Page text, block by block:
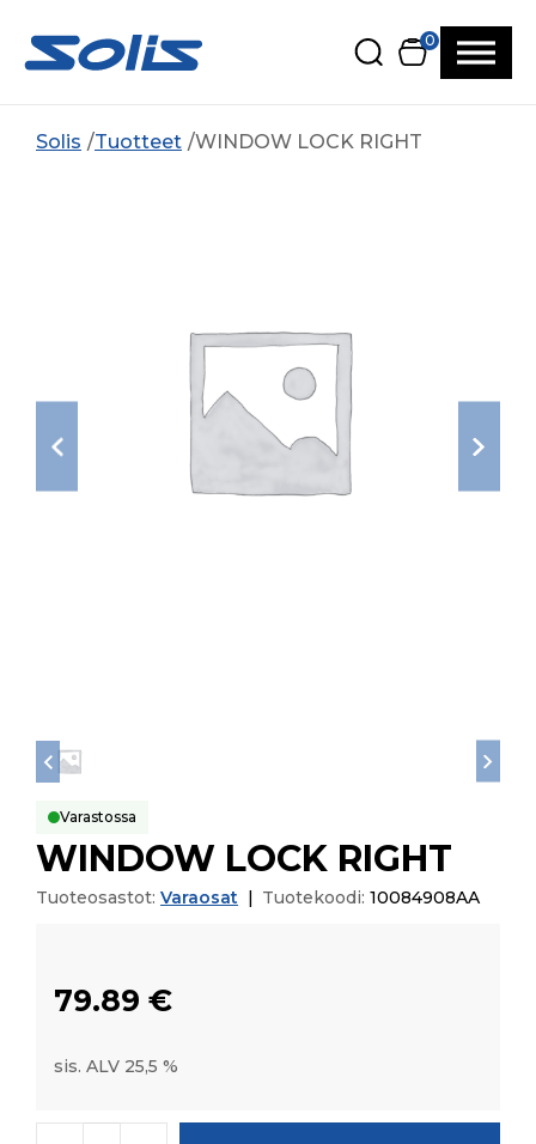
0
Solis Tuotteet WINDOW LOCK RIGHT
Varastossa
WINDOW LOCK RIGHT
Tuoteosastot: Varaosat Tuotekoodi: 10084908AA
79.89 €
sis. ALV 25,5 %